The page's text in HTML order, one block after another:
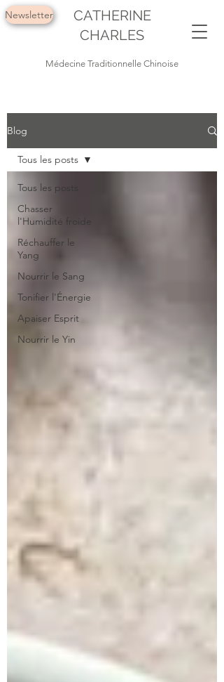
CATHERINE
CHARLES
Newsletter
Médecine Traditionnelle Chinoise
Blog
Tous les posts
Chasser
l'Humidité froide
Réchauffer le
Yang
Nourrir le Sang
Tonifier l'Énergie
Apaiser Esprit
Nourrir le Yin
Tous les posts